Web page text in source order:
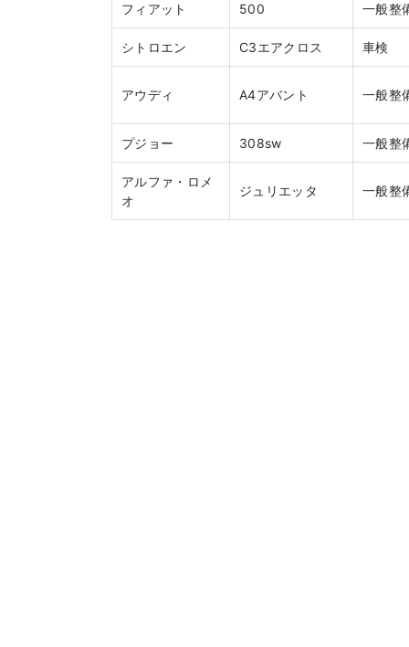
フィアット 500 一般整
シトロエン C3エアクロス 車検
アウディ A4アバント 一般整
プジョー 308sw 一般整
アルファ・ロメ
オ
ジュリエッタ 一般整